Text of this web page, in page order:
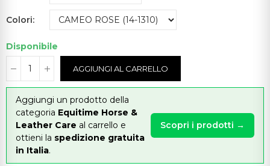
Colori
Disponibile
AGGIUNGI AL CARRELLO
Aggiungi un prodotto della
categoria Equitime Horse &
Leather Care al carrello e
ottieni la spedizione gratuita
in Italia.
Scopri i prodotti →